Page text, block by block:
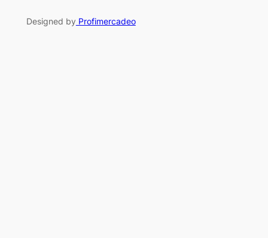
Designed by Profimercadeo